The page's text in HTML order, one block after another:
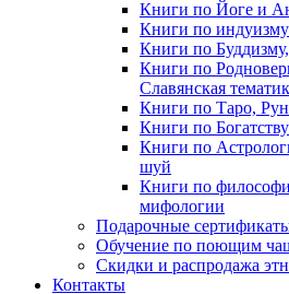
Книги по Йоге и
Книги по индуизму
Книги по
Книги по
Славянская
Книги по Таро,
Книги по
Книги по
шуй
Книги по
мифологии
Подарочные
Обучение по поющим
Скидки и распродажа
Контакты